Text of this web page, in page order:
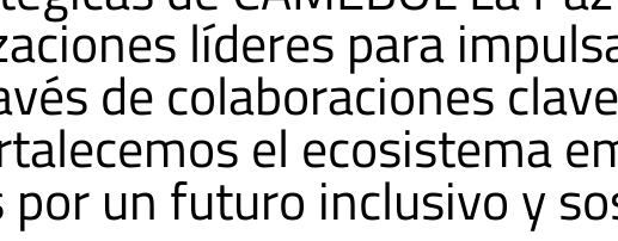
líderes para
de colaboraciones
el ecosistema
un futuro inclusivo y